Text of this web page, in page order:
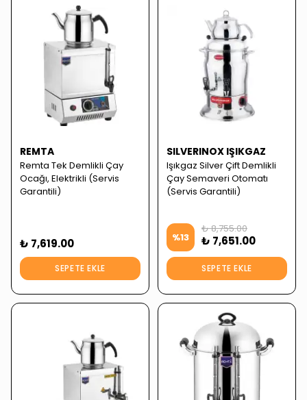
REMTA
Remta Tek Demlikli Çay
Ocağı, Elektrikli (Servis
Garantili)
₺ 7,619.00
SEPETE EKLE
SILVERINOX IŞIKGAZ
Işıkgaz Silver Çift Demlikli
Çay Semaveri Otomatı
(Servis Garantili)
%13
₺ 8,755.00
₺ 7,651.00
SEPETE EKLE